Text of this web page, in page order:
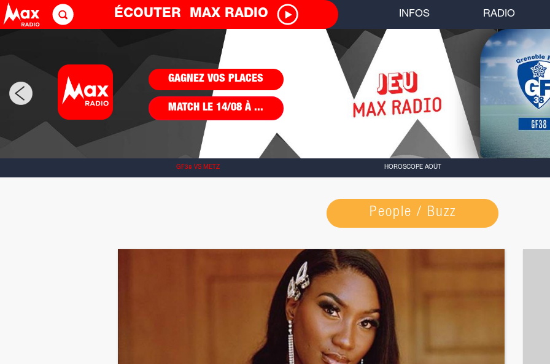
ÉCOUTER MAX RADIO INFOS RADIO
LES PRÉVISIONS
DE RACHEL
GF38 VS METZ HOROSCOPE AOÛT
People / Buzz